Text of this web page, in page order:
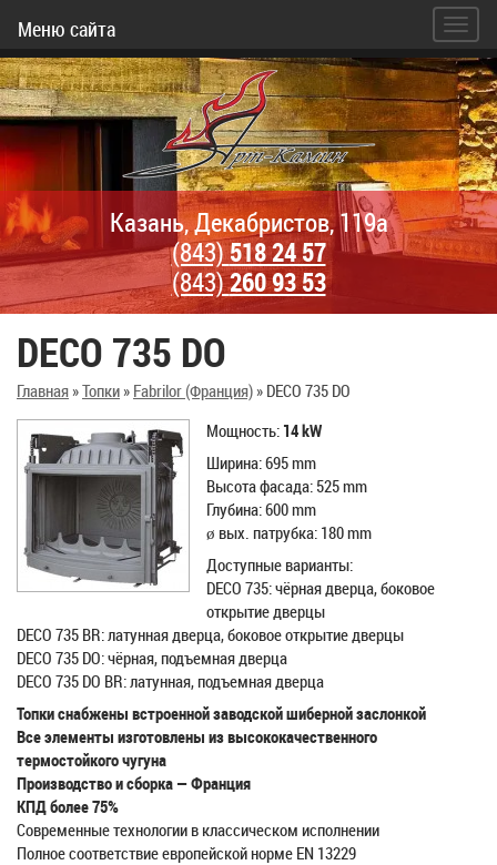
Меню сайта
Казань, Декабристов, 119а
(843)518 24 57
(843)260 93 53
DECO 735 DO
Главная»Топки» Fabrilor (Франция)» DECO 735 DO
Mощность: 14kW
Ширина: 695 mm
Высота фасада: 525 mm
Глубина: 600 mm
ø вых. пaтрубка: 180 mm
Доступные варианты:
DECO 735: чёрная дверца, боковое
открытие дверцы
DECO 735 BR: латунная дверца, боковое открытие дверцы
DECO 735 DO: чёрная, подъемная дверца
DECO 735 DO BR: латунная, подъемная дверца
Топки снабжены встроенной заводской шиберной заслонкой
Все элементы изготовлены из высококачественного
термостойкого чугуна
Производство и сборка — Франция
КПД более 75%
Современные технологии в классическом исполнении
Полное соответствие европейской норме EN 13229